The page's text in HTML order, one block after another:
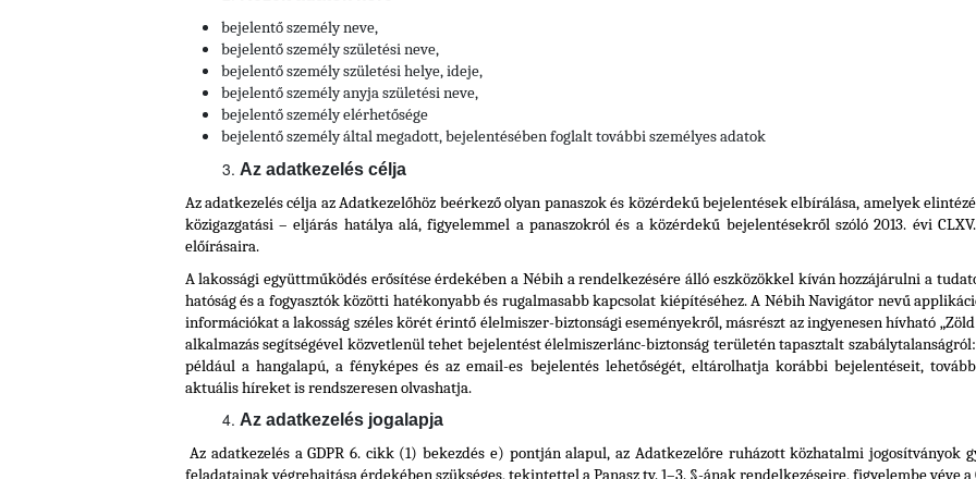
bejelentő személy neve,
bejelentő személy születési neve,
bejelentő személy születési helye, ideje,
bejelentő személy anyja születési neve,
bejelentő személy elérhetősége
bejelentő személy által megadott, bejelentésében foglalt további személyes adatok
Az adatkezelés célja
Az adatkezelés célja az Adatkezelőhöz beérkező olyan panaszok és közérdekű bejelentések elbírálása, amelyek
közigazgatási – eljárás hatálya alá, figyelemmel a panaszokról és a közérdekű bejelentésekről szóló 2013. évi
előírásaira.
A lakossági együttműködés erősítése érdekében a Nébih a rendelkezésére álló eszközökkel kíván hozzájárulni a
hatóság és a fogyasztók közötti hatékonyabb és rugalmasabb kapcsolat kiépítéséhez. A Nébih Navigátor nevű
információkat a lakosság széles körét érintő élelmiszer-biztonsági eseményekről, másrészt az ingyenesen hívható
alkalmazás segítségével közvetlenül tehet bejelentést élelmiszerlánc-biztonság területén tapasztalt
például a hangalapú, a fényképes és az email-es bejelentés lehetőségét, eltárolhatja korábbi bejelentéseit,
aktuális híreket is rendszeresen olvashatja.
Az adatkezelés jogalapja
Az adatkezelés a GDPR 6. cikk (1) bekezdés e) pontján alapul, az Adatkezelőre ruházott közhatalmi jogosítványok